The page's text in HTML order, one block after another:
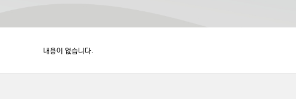
내용이 없습니다.